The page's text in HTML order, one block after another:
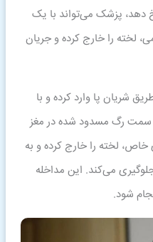
پزشک می‌تواند با یک
لخته را خارج کرده و جریان
شریان پا وارد کرده و با
سمت رگ مسدود شده در مغز
خاص، لخته را خارج کرده و به
می‌کند. این مداخله
شود.